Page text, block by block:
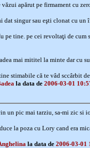
apărut pe firmament cu
dat singur sau eşti clonat cu un
pe tine. pe cei revoltaţi de cum
mai mititel la minte dar cu
stimabile că te vâd sccârbit
la data de 2006-03-01
un pic mai tarziu, sa-mi zic si
la poza cu Lory cand era
la data de 2006-03-01